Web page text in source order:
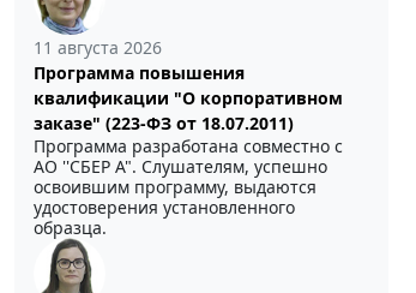
11 августа 2026
Программа повышения
квалификации "О корпоративном
заказе" (223-ФЗ от 18.07.2011)
Программа разработана совместно с
АО ''СБЕР А". Слушателям, успешно
освоившим программу, выдаются
удостоверения установленного
образца.